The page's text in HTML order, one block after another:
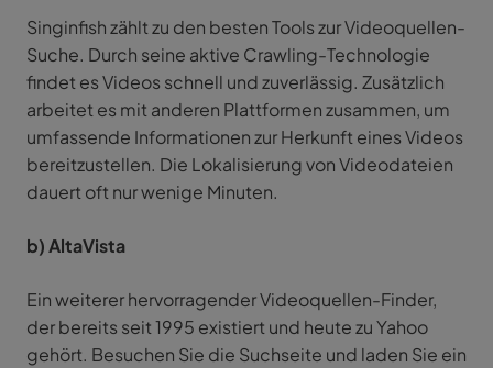
Singinfish zählt zu den besten Tools zur Videoquellen-
Suche. Durch seine aktive Crawling-Technologie
findet es Videos schnell und zuverlässig. Zusätzlich
arbeitet es mit anderen Plattformen zusammen, um
umfassende Informationen zur Herkunft eines Videos
bereitzustellen. Die Lokalisierung von Videodateien
dauert oft nur wenige Minuten.
b) AltaVista
Ein weiterer hervorragender Videoquellen-Finder,
der bereits seit 1995 existiert und heute zu Yahoo
gehört. Besuchen Sie die Suchseite und laden Sie ein